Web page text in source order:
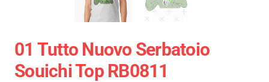
01 Tutto Nuovo Serbatoio
Souichi Top RB0811